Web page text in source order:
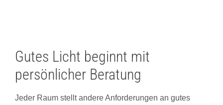
Gutes Licht beginnt mit
persönlicher Beratung
Jeder Raum stellt andere Anforderungen an gutes